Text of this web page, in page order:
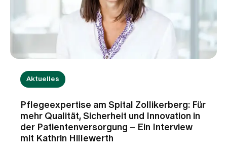
Aktuelles
Pflegeexpertise am Spital Zollikerberg: Für
mehr Qualität, Sicherheit und Innovation in
der Patientenversorgung – Ein Interview
mit Kathrin Hillewerth